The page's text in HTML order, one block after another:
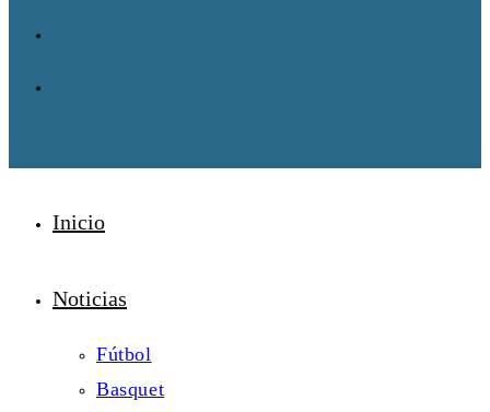
Inicio
Noticias
Fútbol
Basquet